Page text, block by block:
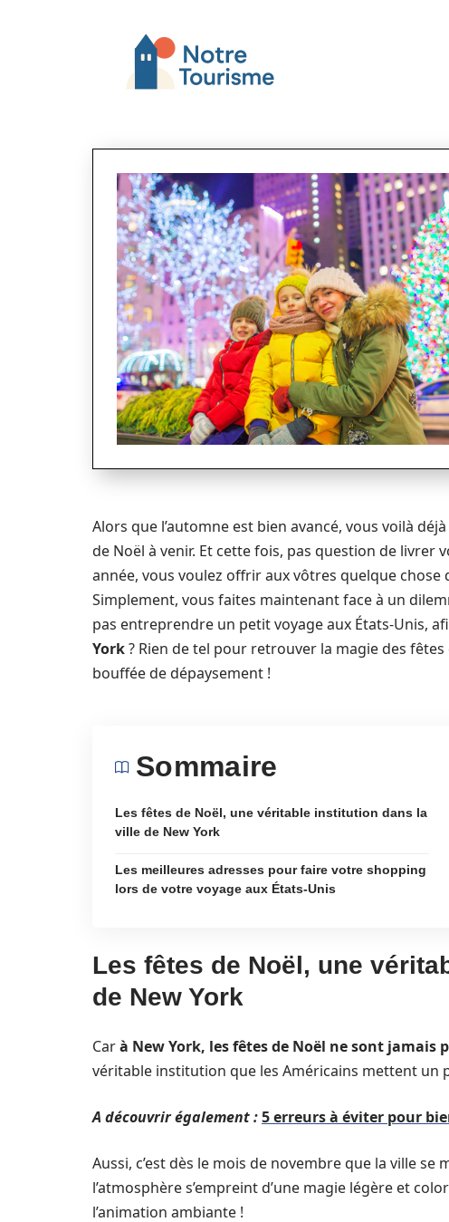
Alors que l’automne est bien avancé, vous voilà
de Noël à venir. Et cette fois, pas question de
année, vous voulez offrir aux vôtres quelque chose
Simplement, vous faites maintenant face à un
pas entreprendre un petit voyage aux États-Unis,
York? Rien de tel pour retrouver la magie des
bouffée de dépaysement !
Sommaire
Les fêtes de Noël, une véritable institution dans la
ville de New York
Les meilleures adresses pour faire votre shopping
lors de votre voyage aux États-Unis
Les fêtes de Noël, une
de New York
Carà New York, les fêtes de Noël ne sont jamais
véritable institution que les Américains mettent un
A découvrir également :5 erreurs à éviter pour
Aussi, c’est dès le mois de novembre que la ville
l’atmosphère s’empreint d’une magie légère et
l’animation ambiante !